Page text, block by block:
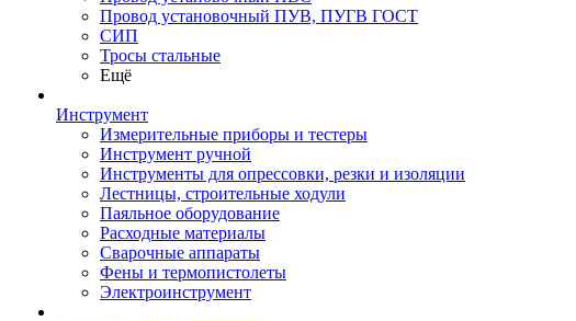
Провод установочный ПУВ, ПУГВ ГОСТ
СИП
Тросы стальные
Ещё
Инструмент
Измерительные приборы и тестеры
Инструмент ручной
Инструменты для опрессовки, резки и изоляции
Лестницы, строительные ходули
Паяльное оборудование
Расходные материалы
Сварочные аппараты
Фены и термопистолеты
Электроинструмент